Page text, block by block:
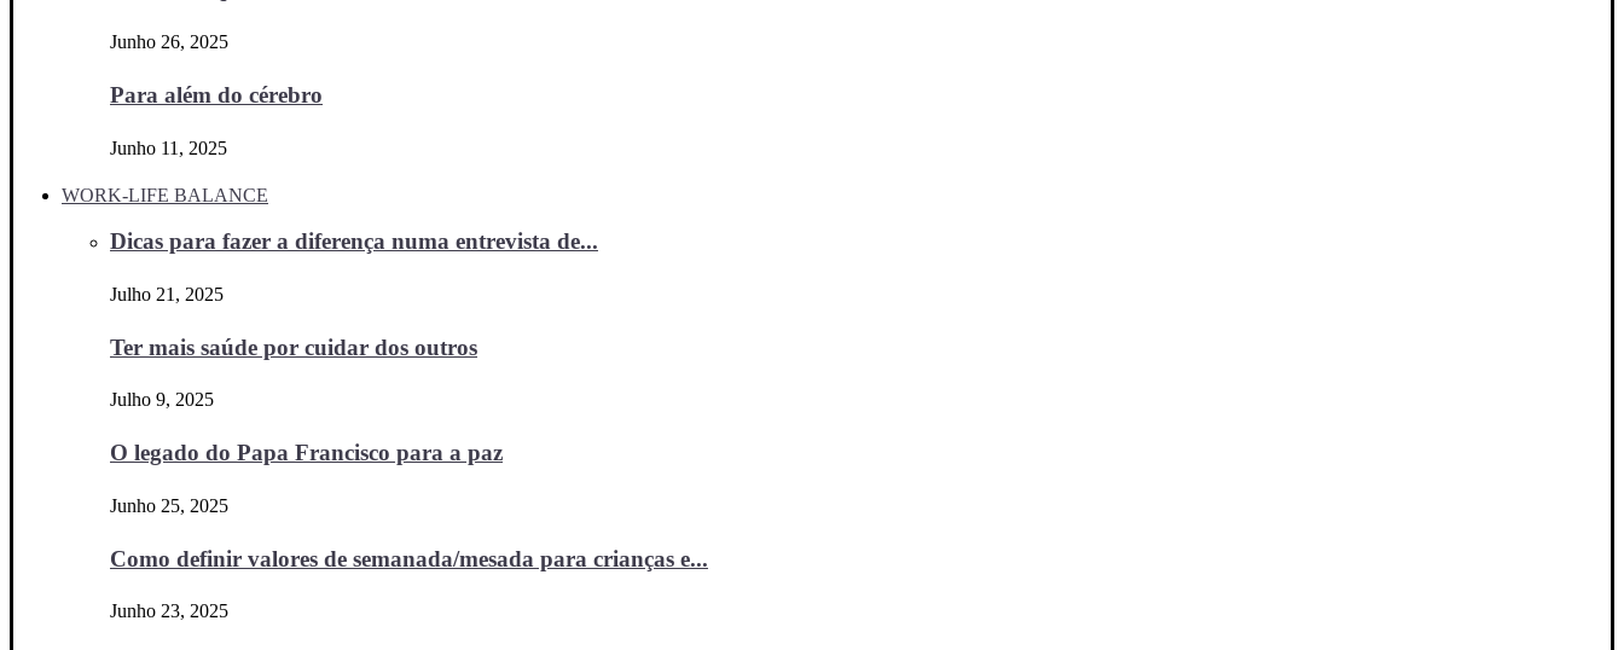
Junho 26, 2025
Para além do cérebro
Junho 11, 2025
WORK-LIFE BALANCE
Dicas para fazer a diferença numa entrevista de...
Julho 21, 2025
Ter mais saúde por cuidar dos outros
Julho 9, 2025
O legado do Papa Francisco para a paz
Junho 25, 2025
Como definir valores de semanada/mesada para crianças e...
Junho 23, 2025